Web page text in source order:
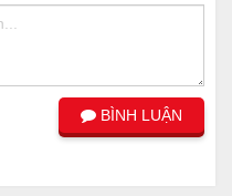
BÌNH LUẬN